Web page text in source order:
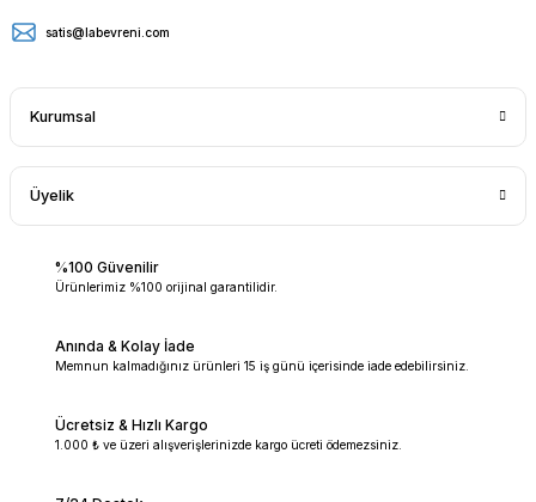
satis@labevreni.com
Kurumsal
Üyelik
%100 Güvenilir
Ürünlerimiz %100 orijinal garantilidir.
Anında & Kolay İade
Memnun kalmadığınız ürünleri 15 iş günü içerisinde iade edebilirsiniz.
Ücretsiz & Hızlı Kargo
1.000 ₺ ve üzeri alışverişlerinizde kargo ücreti ödemezsiniz.